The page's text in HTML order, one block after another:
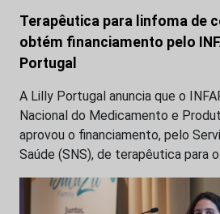
Terapêutica para linfoma de
obtém financiamento pelo
Portugal
A Lilly Portugal anuncia que o
Nacional do Medicamento e
aprovou o financiamento, pelo
Saúde (SNS), de terapêutica para